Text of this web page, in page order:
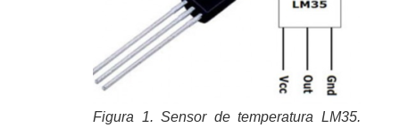
Figura 1. Sensor de temperatura LM35.